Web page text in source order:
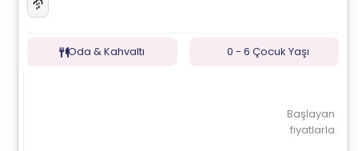
Oda & Kahvaltı 0 - 6 Çocuk Yaşı
Başlayan
fiyatlarla